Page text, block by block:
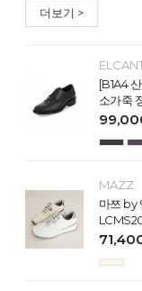
더보기 >
[B1A4
소가죽
MAZZ
마쯔 by